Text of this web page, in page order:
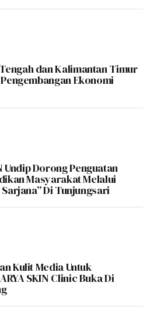
Tengah dan Kalimantan Timur
Ekonomi
Undip Dorong Penguatan
Masyarakat Melalui
Sarjana” Di Tunjungsari
Kulit Media Untuk
SKIN Clinic Buka Di